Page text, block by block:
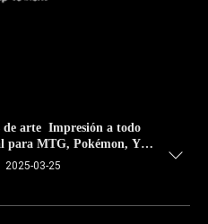
de arte ️ Impresión a todo
para MTG, Pokémon, Yu-
2025-03-25